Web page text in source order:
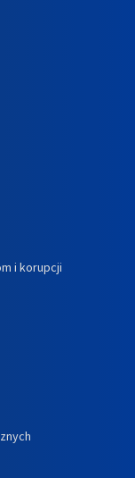
i korupcji